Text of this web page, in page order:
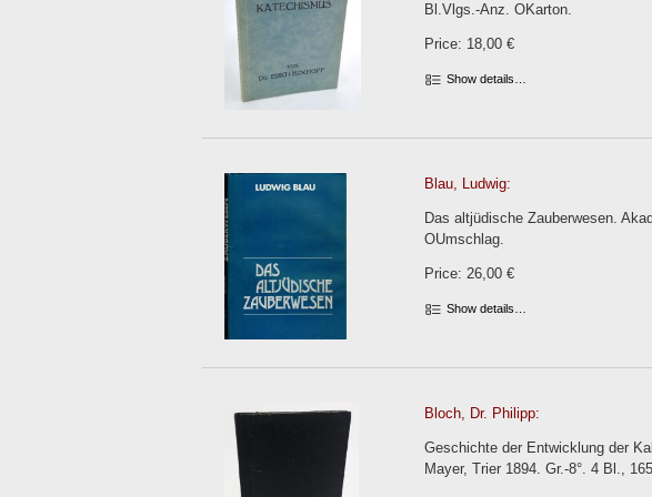
Bl.Vlgs.-Anz. OKarton.
Price: 18,00 €
Show details…
Blau, Ludwig:
Das altjüdische Zauberwesen.
OUmschlag.
Price: 26,00 €
Show details…
Bloch, Dr. Philipp:
Geschichte der Entwicklung der
Mayer, Trier 1894. Gr.-8°. 4 Bl.,